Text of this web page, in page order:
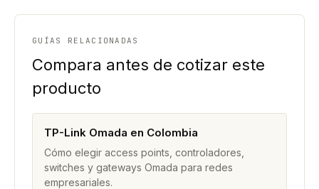
GUÍAS RELACIONADAS
Compara antes de cotizar este
producto
TP-Link Omada en Colombia
Cómo elegir access points, controladores,
switches y gateways Omada para redes
empresariales.